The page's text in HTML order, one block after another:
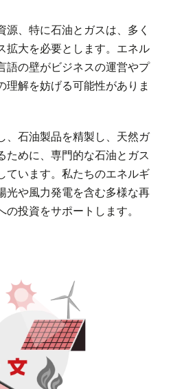
源、特に石油とガスは、多く
拡大を必要とします。エネル
語の壁がビジネスの運営やプ
理解を妨げる可能性がありま
、石油製品を精製し、天然ガ
ために、専門的な石油とガス
ています。私たちのエネルギ
光や風力発電を含む多様な再
投資をサポートします。